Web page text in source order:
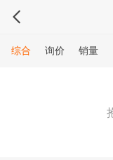
综合 询价 销量